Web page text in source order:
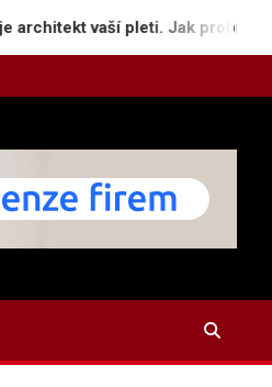
pleti. Jak probíhá hloubková